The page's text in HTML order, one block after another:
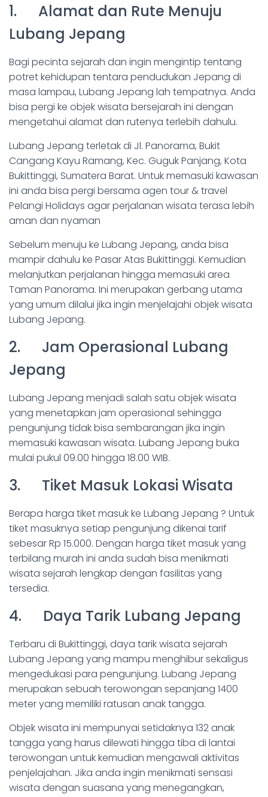
1. Alamat dan Rute Menuju
Lubang Jepang
Bagi pecinta sejarah dan ingin mengintip tentang
potret kehidupan tentara pendudukan Jepang di
masa lampau, Lubang Jepang lah tempatnya. Anda
bisa pergi ke objek wisata bersejarah ini dengan
mengetahui alamat dan rutenya terlebih dahulu.
Lubang Jepang terletak di Jl. Panorama, Bukit
Cangang Kayu Ramang, Kec. Guguk Panjang, Kota
Bukittinggi, Sumatera Barat. Untuk memasuki kawasan
ini anda bisa pergi bersama agen tour & travel
Pelangi Holidays agar perjalanan wisata terasa lebih
aman dan nyaman
Sebelum menuju ke Lubang Jepang, anda bisa
mampir dahulu ke Pasar Atas Bukittinggi. Kemudian
melanjutkan perjalanan hingga memasuki area
Taman Panorama. Ini merupakan gerbang utama
yang umum dilalui jika ingin menjelajahi objek wisata
Lubang Jepang.
2. Jam Operasional Lubang
Jepang
Lubang Jepang menjadi salah satu objek wisata
yang menetapkan jam operasional sehingga
pengunjung tidak bisa sembarangan jika ingin
memasuki kawasan wisata. Lubang Jepang buka
mulai pukul 09.00 hingga 18.00 WIB.
3. Tiket Masuk Lokasi Wisata
Berapa harga tiket masuk ke Lubang Jepang ? Untuk
tiket masuknya setiap pengunjung dikenai tarif
sebesar Rp 15.000. Dengan harga tiket masuk yang
terbilang murah ini anda sudah bisa menikmati
wisata sejarah lengkap dengan fasilitas yang
tersedia.
4. Daya Tarik Lubang Jepang
Terbaru di Bukittinggi, daya tarik wisata sejarah
Lubang Jepang yang mampu menghibur sekaligus
mengedukasi para pengunjung. Lubang Jepang
merupakan sebuah terowongan sepanjang 1400
meter yang memiliki ratusan anak tangga.
Objek wisata ini mempunyai setidaknya 132 anak
tangga yang harus dilewati hingga tiba di lantai
terowongan untuk kemudian mengawali aktivitas
penjelajahan. Jika anda ingin menikmati sensasi
wisata dengan suasana yang menegangkan,